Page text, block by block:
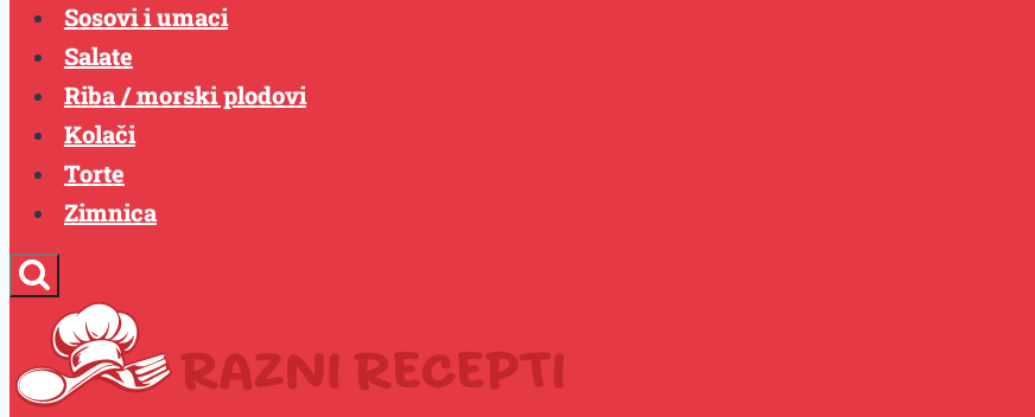
Sosovi i umaci
Salate
Riba / morski plodovi
Kolači
Torte
Zimnica